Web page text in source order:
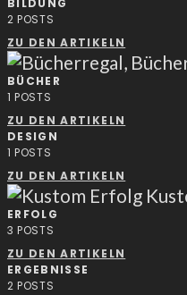
2 POSTS
ZU DEN ARTIKELN
BÜCHER
1 POSTS
ZU DEN ARTIKELN
DESIGN
1 POSTS
ZU DEN ARTIKELN
ERFOLG
3 POSTS
ZU DEN ARTIKELN
ERGEBNISSE
2 POSTS